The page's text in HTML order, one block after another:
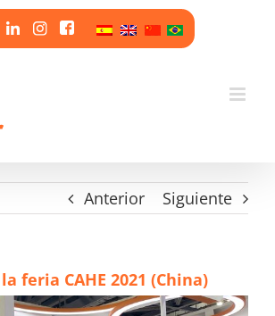
Anterior Siguiente
feria CAHE 2021 (China)